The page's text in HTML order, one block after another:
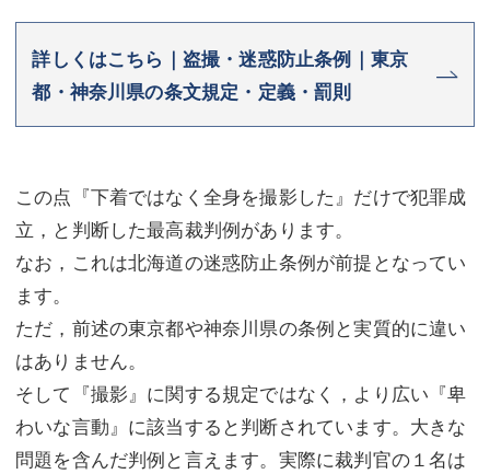
アクセス
東京事務所 (新宿・四谷)
川口事務所（埼玉県川口市）
東京事務所 (新宿・四谷)
埼玉事務所 (さいたま市)
お問い合せフォーム
詳しくはこちら｜盗撮・迷惑防止条例｜東京
都・神奈川県の条文規定・定義・罰則
この点『下着ではなく全身を撮影した』だけで犯罪成
立，と判断した最高裁判例があります。
なお，これは北海道の迷惑防止条例が前提となってい
ます。
ただ，前述の東京都や神奈川県の条例と実質的に違い
はありません。
そして『撮影』に関する規定ではなく，より広い『卑
わいな言動』に該当すると判断されています。大きな
問題を含んだ判例と言えます。実際に裁判官の１名は